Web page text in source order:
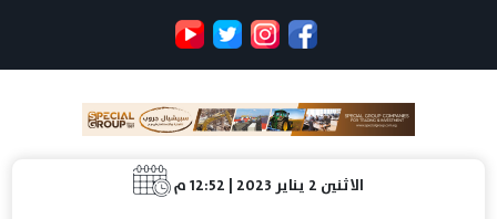
الاثنين 2 يناير 2023 | 12:52 م